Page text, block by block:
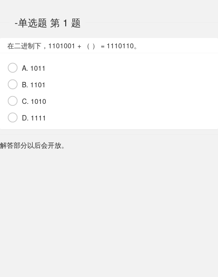
-单选题 第 1 题
在二进制下，1101001 + （ ） = 1110110。
A. 1011
B. 1101
C. 1010
D. 1111
解答部分以后会开放。